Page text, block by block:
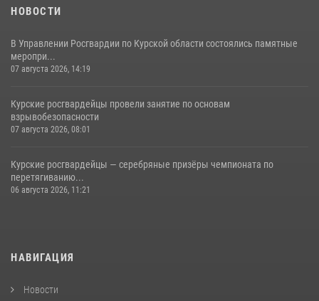
НОВОСТИ
В Управлении Росгвардии по Курской области состоялись памятные
меропри...
07 августа 2026, 14:19
Курские росгвардейцы провели занятие по основам
взрывобезопасности
07 августа 2026, 08:01
Курские росгвардейцы — серебряные призёры чемпионата по
перетягиванию...
06 августа 2026, 11:21
НАВИГАЦИЯ
Новости